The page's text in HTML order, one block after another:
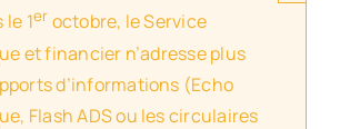
le 1er octobre, le Service
et financier n’adresse plus
d’informations (Echo
Flash ADS ou les circulaires